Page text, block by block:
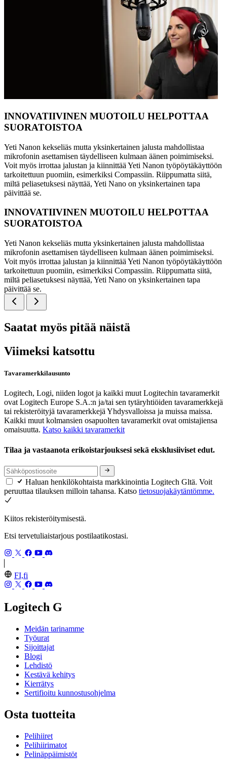
INNOVATIIVINEN MUOTOILU HELPOTTAA
SUORATOISTOA
Yeti Nanon kekseliäs mutta yksinkertainen jalusta mahdollistaa
mikrofonin asettamisen täydelliseen kulmaan äänen poimimiseksi.
Voit myös irrottaa jalustan ja kiinnittää Yeti Nanon työpöytäkäyttöön
tarkoitettuun puomiin, esimerkiksi Compassiin. Riippumatta siitä,
miltä peliasetuksesi näyttää, Yeti Nano on yksinkertainen tapa
päivittää se.
INNOVATIIVINEN MUOTOILU HELPOTTAA
SUORATOISTOA
Yeti Nanon kekseliäs mutta yksinkertainen jalusta mahdollistaa
mikrofonin asettamisen täydelliseen kulmaan äänen poimimiseksi.
Voit myös irrottaa jalustan ja kiinnittää Yeti Nanon työpöytäkäyttöön
tarkoitettuun puomiin, esimerkiksi Compassiin. Riippumatta siitä,
miltä peliasetuksesi näyttää, Yeti Nano on yksinkertainen tapa
päivittää se.
Saatat myös pitää näistä
Viimeksi katsottu
Tavaramerkkilausunto
Logitech, Logi, niiden logot ja kaikki muut Logitechin tavaramerkit
ovat Logitech Europe S.A.:n ja/tai sen tytäryhtiöiden tavaramerkkejä
tai rekisteröityjä tavaramerkkejä Yhdysvalloissa ja muissa maissa.
Kaikki muut kolmansien osapuolten tavaramerkit ovat omistajiensa
omaisuutta. Katso kaikki tavaramerkit
Tilaa ja vastaanota erikoistarjouksesi sekä eksklusiiviset edut.
Haluan henkilökohtaista markkinointia Logitech Gltä. Voit
peruuttaa tilauksen milloin tahansa. Katso tietosuojakäytäntömme.
Kiitos rekisteröitymisestä.
Etsi tervetuliaistarjous postilaatikostasi.
FI,fi
Logitech G
Meidän tarinamme
Työurat
Sijoittajat
Blogi
Lehdistö
Kestävä kehitys
Kierrätys
Sertifioitu kunnostusohjelma
Osta tuotteita
Pelihiiret
Pelihiirimatot
Pelinäppäimistöt